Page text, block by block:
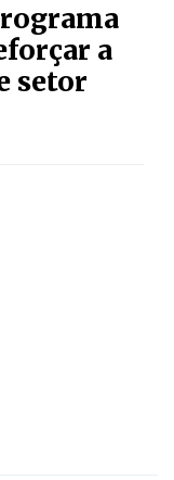
a
setor